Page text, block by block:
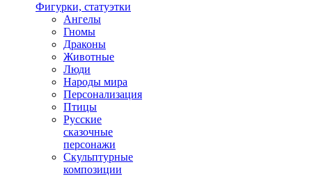
Фигурки, статуэтки
Ангелы
Гномы
Драконы
Животные
Люди
Народы мира
Персонализация
Птицы
Русские
сказочные
персонажи
Скульптурные
композиции